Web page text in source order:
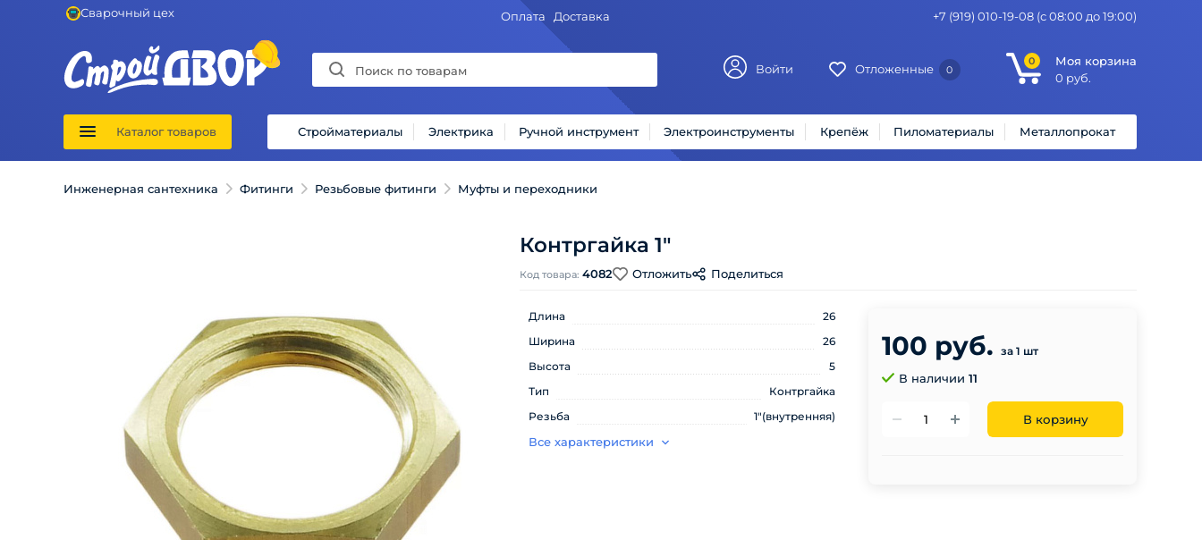
Сварочный цех Оплата Доставка +7 (919) 010-19-08 (с 08:00 до 19:00)
Войти Отложенные 0
0
Моя корзина
0 руб.
Каталог товаров Стройматериалы Электрика Ручной инструмент Электроинструменты Крепёж Пиломатериалы Металлопрокат
Инженерная сантехника Фитинги Резьбовые фитинги Муфты и переходники
Контргайка 1"
Код товара: 4082 Отложить Поделиться
Длина
26
Ширина
26
Высота
5
Тип
Контргайка
Резьба
1"(внутренняя)
Все характеристики
100 руб. за 1 шт
В наличии 11
В корзину